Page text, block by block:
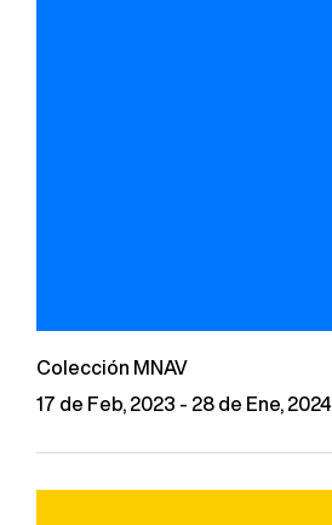
Colección MNAV
17 de Feb, 2023 - 28 de Ene, 2024